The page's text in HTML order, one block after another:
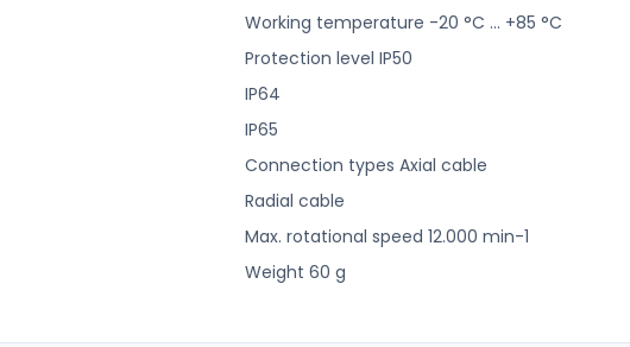
Working temperature -20 °C ... +85 °C
Protection level IP50
IP64
IP65
Connection types Axial cable
Radial cable
Max. rotational speed 12.000 min-1
Weight 60 g